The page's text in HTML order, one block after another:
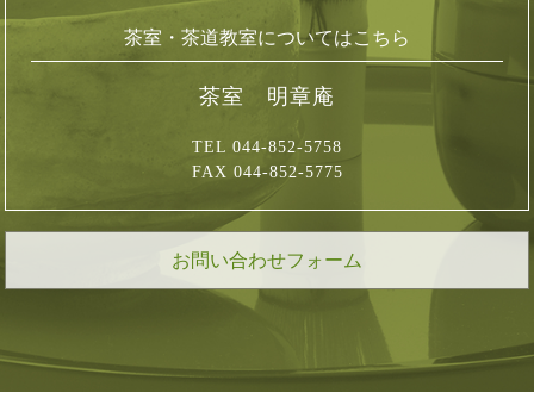
茶室・茶道教室についてはこちら
茶室 明章庵
TEL 044-852-5758
FAX 044-852-5775
お問い合わせフォーム